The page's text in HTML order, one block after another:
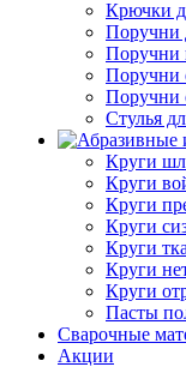
Крючки
Поручни
Поручни
Поручни
Поручни
Стулья
Круги
Круги
Круги
Круги
Круги
Круги
Круги
Пасты
Сварочные
Акции